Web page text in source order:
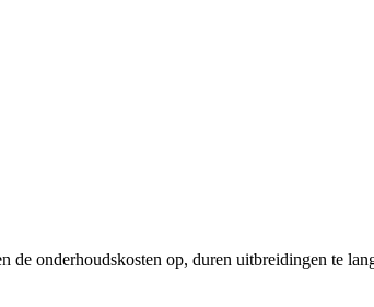
onderhoudskosten op, duren uitbreidingen te